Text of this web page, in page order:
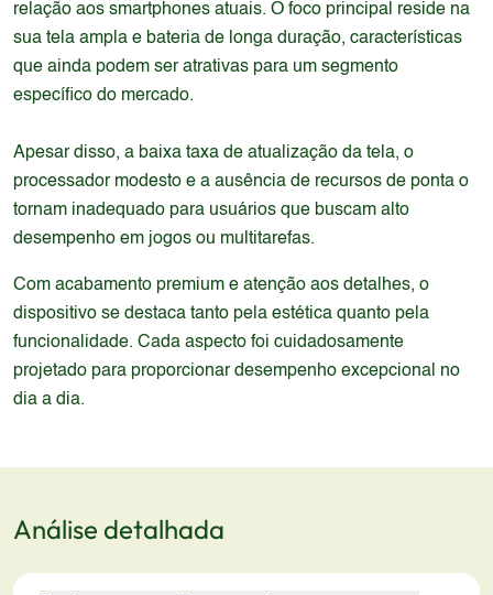
relação aos smartphones atuais. O foco principal reside na
sua tela ampla e bateria de longa duração, características
que ainda podem ser atrativas para um segmento
específico do mercado.
Apesar disso, a baixa taxa de atualização da tela, o
processador modesto e a ausência de recursos de ponta o
tornam inadequado para usuários que buscam alto
desempenho em jogos ou multitarefas.
Com acabamento premium e atenção aos detalhes, o
dispositivo se destaca tanto pela estética quanto pela
funcionalidade. Cada aspecto foi cuidadosamente
projetado para proporcionar desempenho excepcional no
dia a dia.
Análise detalhada